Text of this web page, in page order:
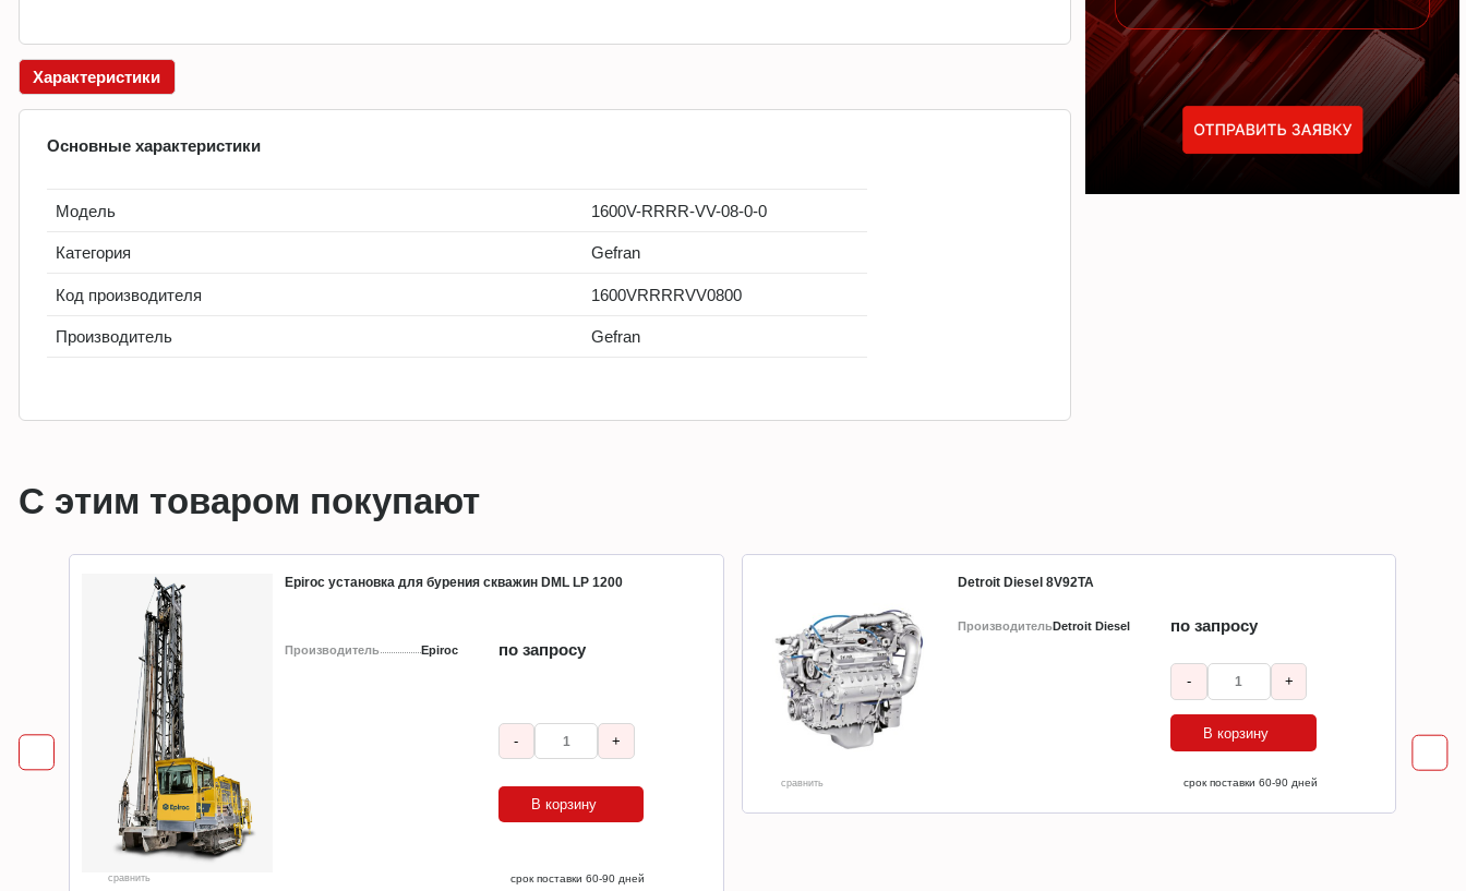
Характеристики
Основные характеристики
Модель 1600V-RRRR-VV-08-0-0
Категория Gefran
Код производителя 1600VRRRRVV0800
Производитель Gefran
С этим товаром покупают
Epiroc установка для бурения скважин DML LP 1200
Производитель Epiroc по запросу
срок поставки 60-90 дней
- +
В корзину
сравнить
Detroit Diesel 8V92TA
ПроизводительDetroit Diesel по запросу
срок поставки 60-90 дней
- +
В корзину
сравнить